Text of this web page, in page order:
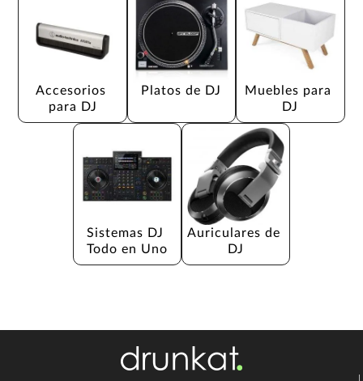
Accesorios
para DJ
Platos de DJ
Muebles para
DJ
Sistemas DJ
Todo en Uno
Auriculares de
DJ